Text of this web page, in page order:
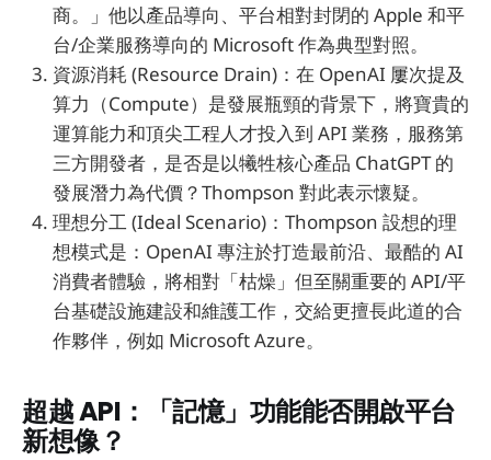
商。」他以產品導向、平台相對封閉的 Apple 和平
台/企業服務導向的 Microsoft 作為典型對照。
資源消耗 (Resource Drain)：在 OpenAI 屢次提及
算力（Compute）是發展瓶頸的背景下，將寶貴的
運算能力和頂尖工程人才投入到 API 業務，服務第
三方開發者，是否是以犧牲核心產品 ChatGPT 的
發展潛力為代價？Thompson 對此表示懷疑。
理想分工 (Ideal Scenario)：Thompson 設想的理
想模式是：OpenAI 專注於打造最前沿、最酷的 AI
消費者體驗，將相對「枯燥」但至關重要的 API/平
台基礎設施建設和維護工作，交給更擅長此道的合
作夥伴，例如 Microsoft Azure。
超越 API：「記憶」功能能否開啟平台
新想像？